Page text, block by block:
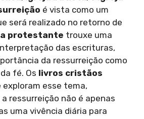
é vista como um
será realizado no retorno de
protestante trouxe uma
das escrituras,
da ressurreição como
fé. Os livros cristãos
esse tema,
ressurreição não é apenas
uma vivência diária para